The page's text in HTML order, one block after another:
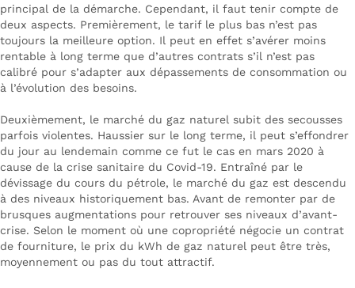
principal de la démarche. Cependant, il faut tenir compte de
deux aspects. Premièrement, le tarif le plus bas n’est pas
toujours la meilleure option. Il peut en effet s’avérer moins
rentable à long terme que d’autres contrats s’il n’est pas
calibré pour s’adapter aux dépassements de consommation ou
à l’évolution des besoins.
Deuxièmement, le marché du gaz naturel subit des secousses
parfois violentes. Haussier sur le long terme, il peut s’effondrer
du jour au lendemain comme ce fut le cas en mars 2020 à
cause de la crise sanitaire du Covid-19. Entraîné par le
dévissage du cours du pétrole, le marché du gaz est descendu
à des niveaux historiquement bas. Avant de remonter par de
brusques augmentations pour retrouver ses niveaux d’avant-
crise. Selon le moment où une copropriété négocie un contrat
de fourniture, le prix du kWh de gaz naturel peut être très,
moyennement ou pas du tout attractif.